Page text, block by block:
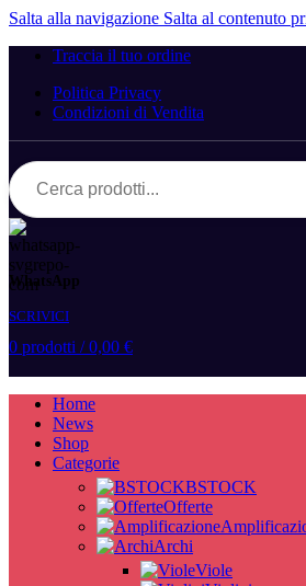
Salta alla navigazione Salta al contenuto
Traccia il tuo ordine
Politica Privacy
Condizioni di Vendita
Cerca
prodotti...
WhatsApp
SCRIVICI
0 prodotti / 0,00 €
Home
News
Shop
Categorie
BSTOCK
Offerte
Archi
Viole